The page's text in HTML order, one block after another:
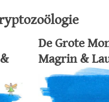
De Grote
Magrin &